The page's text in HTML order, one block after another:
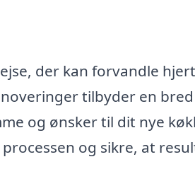
der kan forvandle
tilbyder en
og ønsker til dit nye
og sikre, at